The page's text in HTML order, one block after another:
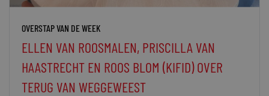
OVERSTAP VAN DE WEEK
ELLEN VAN ROOSMALEN, PRISCILLA VAN
HAASTRECHT EN ROOS BLOM (KIFID) OVER
TERUG VAN WEGGEWEEST